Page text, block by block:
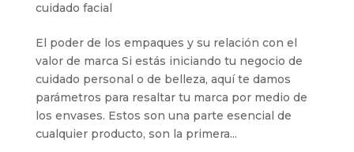
cuidado facial
El poder de los empaques y su relación con el
valor de marca Si estás iniciando tu negocio de
cuidado personal o de belleza, aquí te damos
parámetros para resaltar tu marca por medio de
los envases. Estos son una parte esencial de
cualquier producto, son la primera...